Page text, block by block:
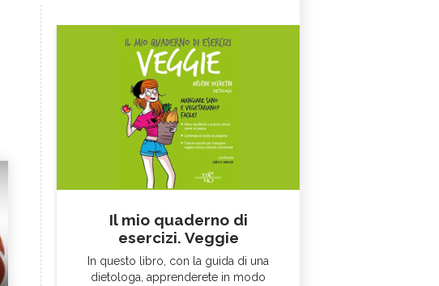
Il mio quaderno di
esercizi. Veggie
In questo libro, con la guida di una
dietologa, apprenderete in modo